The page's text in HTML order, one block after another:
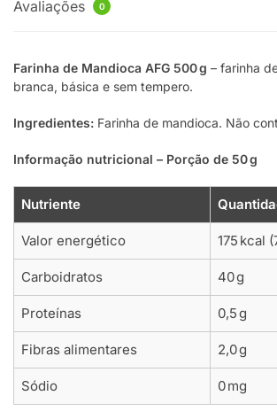
Avaliações 0
Farinha de Mandioca AFG 500 g – farinha
branca, básica e sem tempero.
Ingredientes: Farinha de mandioca. Não
Informação nutricional – Porção de 50 g
Nutriente
Valor energético 175 kcal
Carboidratos 40 g
Proteínas 0,5 g
Fibras alimentares 2,0 g
Sódio 0 mg